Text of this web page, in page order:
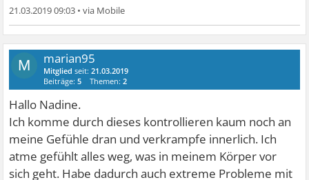
21.03.2019 09:03 •
M marian95
Mitglied seit:21.03.2019
Beiträge:5 Themen:2
Hallo Nadine.
Ich komme durch dieses kontrollieren kaum noch an
meine Gefühle dran und verkrampfe innerlich. Ich
atme gefühlt alles weg, was in meinem Körper vor
sich geht. Habe dadurch auch extreme Probleme mit